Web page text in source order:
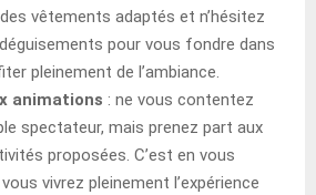
vêtements adaptés et n’hésitez
pour vous fondre dans
pleinement de l’ambiance.
animations : ne vous contentez
spectateur, mais prenez part aux
proposées. C’est en vous
vivrez pleinement l’expérience